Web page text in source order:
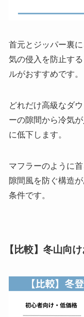
首元とジッパー裏
気の侵入を防止す
ルがおすすめです。
どれだけ高級なダ
ーの隙間から冷気
に低下します。
マフラーのように
隙間風を防ぐ構造
条件です。
【比較】冬山向